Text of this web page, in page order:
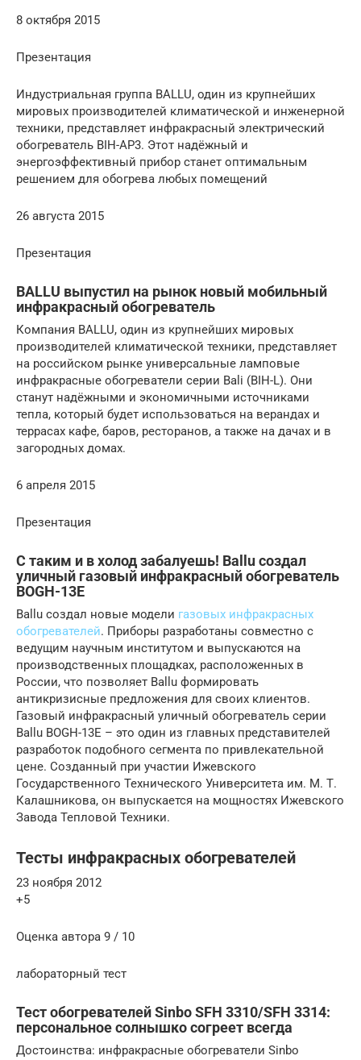
8 октября 2015
Презентация
Индустриальная группа BALLU, один из крупнейших
мировых производителей климатической и инженерной
техники, представляет инфракрасный электрический
обогреватель BIH-AP3. Этот надёжный и
энергоэффективный прибор станет оптимальным
решением для обогрева любых помещений
26 августа 2015
Презентация
BALLU выпустил на рынок новый мобильный
инфракрасный обогреватель
Компания BALLU, один из крупнейших мировых
производителей климатической техники, представляет
на российском рынке универсальные ламповые
инфракрасные обогреватели серии Bali (BIH-L). Они
станут надёжными и экономичными источниками
тепла, который будет использоваться на верандах и
террасах кафе, баров, ресторанов, а также на дачах и в
загородных домах.
6 апреля 2015
Презентация
С таким и в холод забалуешь! Ballu создал
уличный газовый инфракрасный обогреватель
BOGH-13E
Ballu создал новые модели газовых инфракрасных
обогревателей. Приборы разработаны совместно с
ведущим научным институтом и выпускаются на
производственных площадках, расположенных в
России, что позволяет Ballu формировать
антикризисные предложения для своих клиентов.
Газовый инфракрасный уличный обогреватель серии
Ballu BOGH-13E – это один из главных представителей
разработок подобного сегмента по привлекательной
цене. Созданный при участии Ижевского
Государственного Технического Университета им. М. Т.
Калашникова, он выпускается на мощностях Ижевского
Завода Тепловой Техники.
Тесты инфракрасных обогревателей
23 ноября 2012
+5
Оценка автора 9 / 10
лабораторный тест
Тест обогревателей Sinbo SFH 3310/SFH 3314:
персональное солнышко согреет всегда
Достоинства: инфракрасные обогреватели Sinbo